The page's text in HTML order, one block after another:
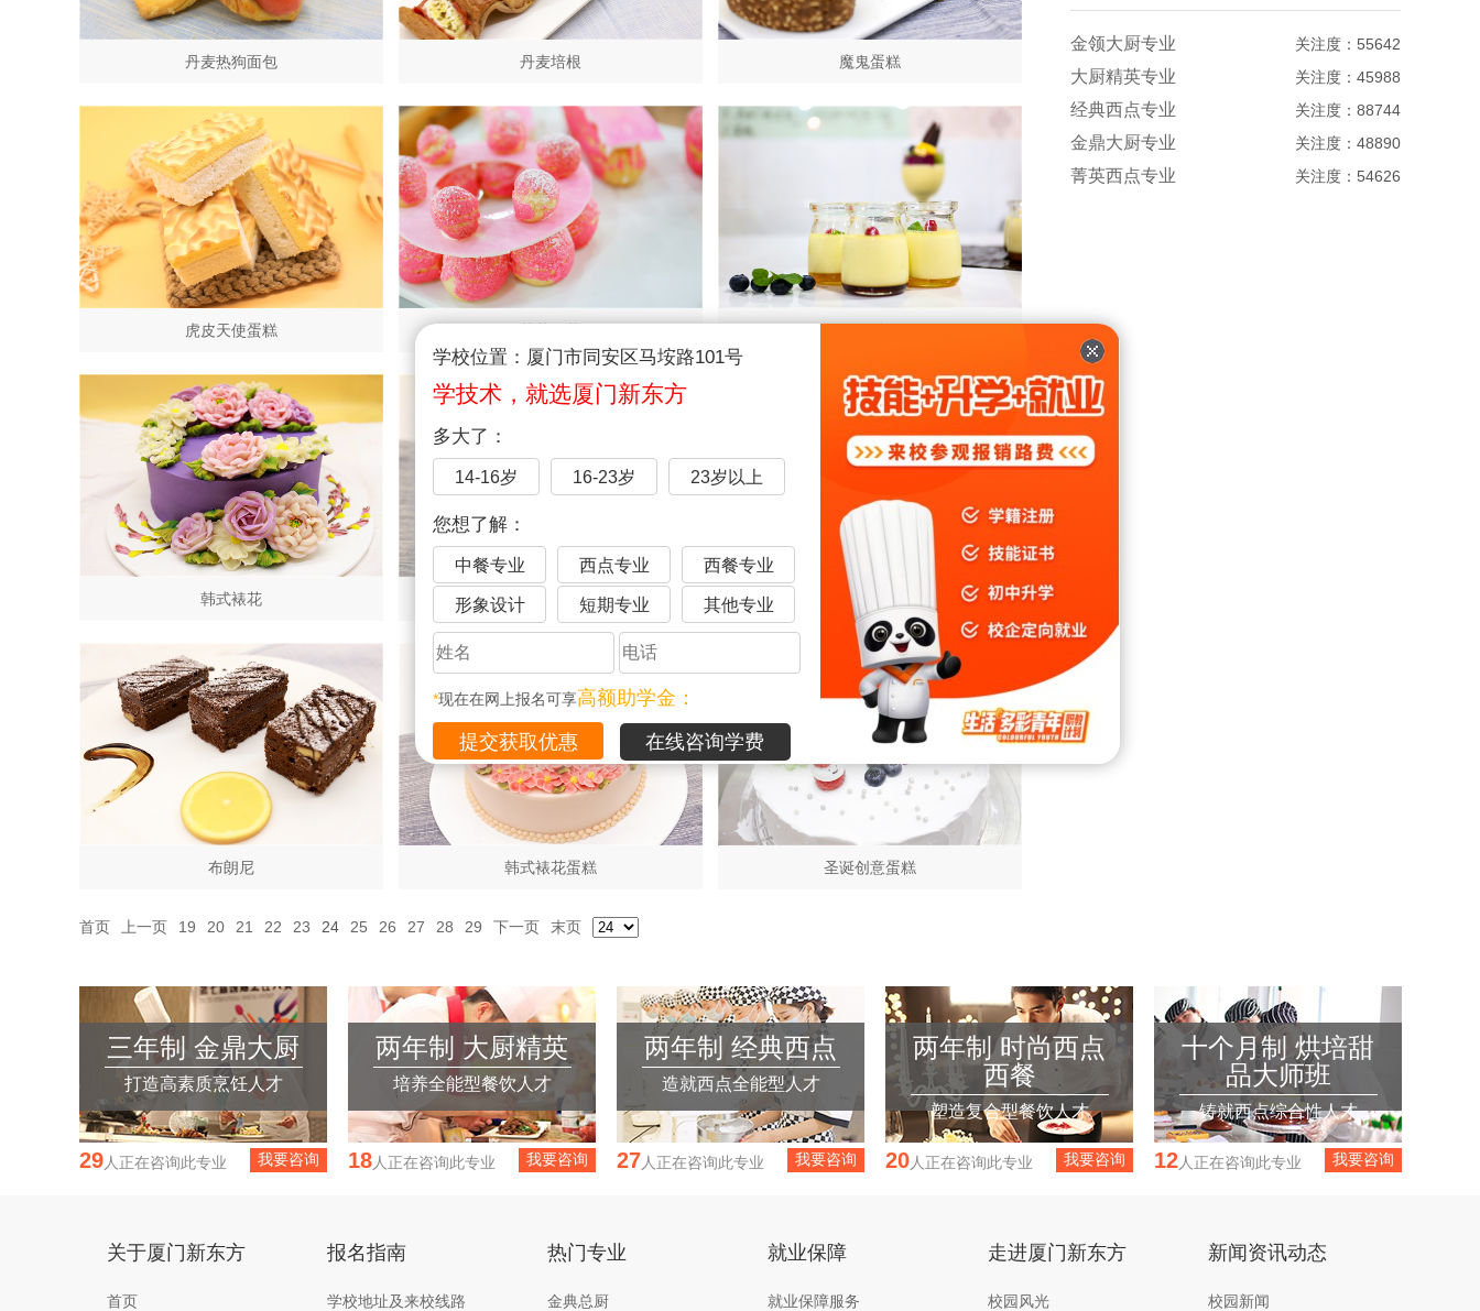
学校位置：厦门市同安区马垵路101号
学技术，就选厦门新东方
多大了：
14-16岁 16-23岁 23岁以上
您想了解：
中餐专业 西点专业 西餐专业
形象设计 短期专业 其他专业
*现在在网上报名可享高额助学金：
在线咨询学费
丹麦热狗面包 丹麦培根 魔鬼蛋糕
虎皮天使蛋糕
韩式裱花 香蕉奶昔 芒果汁
布朗尼 韩式裱花蛋糕 圣诞创意蛋糕
首页 上一页 19 20 21 22 23 24 25 26 27 28 29 下一页 末页
金领大厨专业 关注度：55642
大厨精英专业 关注度：45988
经典西点专业 关注度：88744
金鼎大厨专业 关注度：48890
菁英西点专业 关注度：54626
三年制 金鼎大厨
打造高素质烹饪人才
我要咨询
29人正在咨询此专业
两年制 大厨精英
培养全能型餐饮人才
我要咨询
18人正在咨询此专业
两年制 经典西点
造就西点全能型人才
我要咨询
27人正在咨询此专业
两年制 时尚西点
西餐
塑造复合型餐饮人才
我要咨询
20人正在咨询此专业
十个月制 烘培甜
品大师班
铸就西点综合性人才
我要咨询
12人正在咨询此专业
关于厦门新东方
首页
报名指南
学校地址及来校线路
热门专业
金典总厨
就业保障
就业保障服务
走进厦门新东方
校园风光
新闻资讯动态
校园新闻